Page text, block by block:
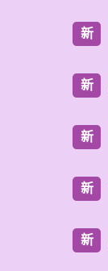
新
新
新
新
新